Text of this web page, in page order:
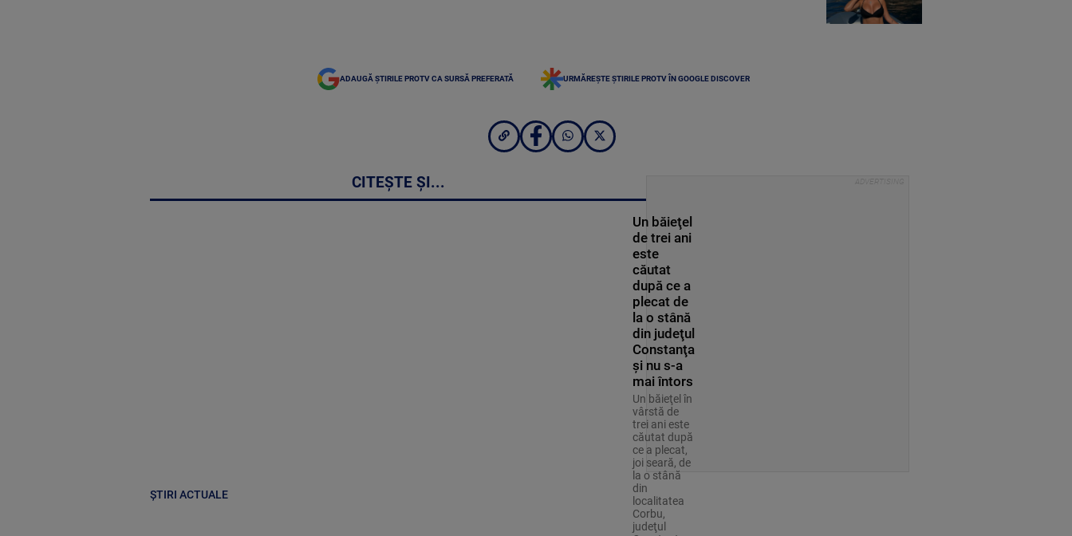
ADAUGĂ ȘTIRILE PROTV CA SURSĂ PREFERATĂ URMĂREȘTE ȘTIRILE PROTV ÎN GOOGLE DISCOVER
CITEȘTE ȘI...
ȘTIRI ACTUALE
Un băieţel
de trei ani
este
căutat
după ce a
plecat de
la o stână
din judeţul
Constanţa
şi nu s-a
mai întors
Un băieţel în
vârstă de
trei ani este
căutat după
ce a plecat,
joi seară, de
la o stână
din
localitatea
Corbu,
judeţul